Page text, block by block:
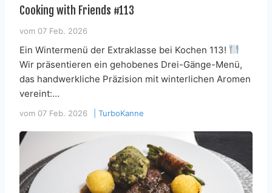
Cooking with Friends #113
vom 07 Feb. 2026
Ein Wintermenü der Extraklasse bei Kochen 113!
Wir präsentieren ein gehobenes Drei-Gänge-Menü,
das handwerkliche Präzision mit winterlichen Aromen
vereint:…
vom 07 Feb. 2026 TurboKanne